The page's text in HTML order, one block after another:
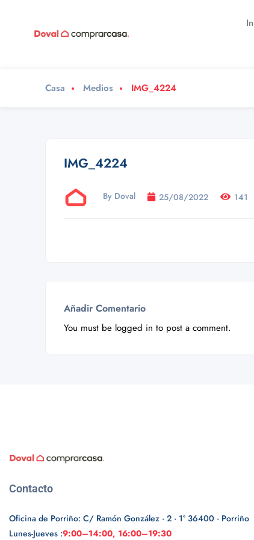
Casa Medios IMG_4224
IMG_4224
By Doval 25/08/2022 141
Añadir Comentario
You must be logged in to post a comment.
Contacto
Oficina de Porriño: C/ Ramón González · 2 · 1º 36400 · Porriño
Lunes-Jueves :9:00–14:00, 16:00–19:30